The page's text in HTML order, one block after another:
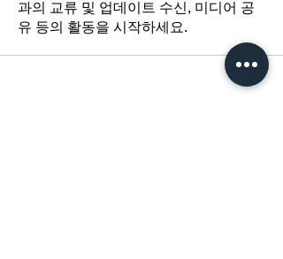
과의 교류 및 업데이트 수신, 미디어 공
유 등의 활동을 시작하세요.